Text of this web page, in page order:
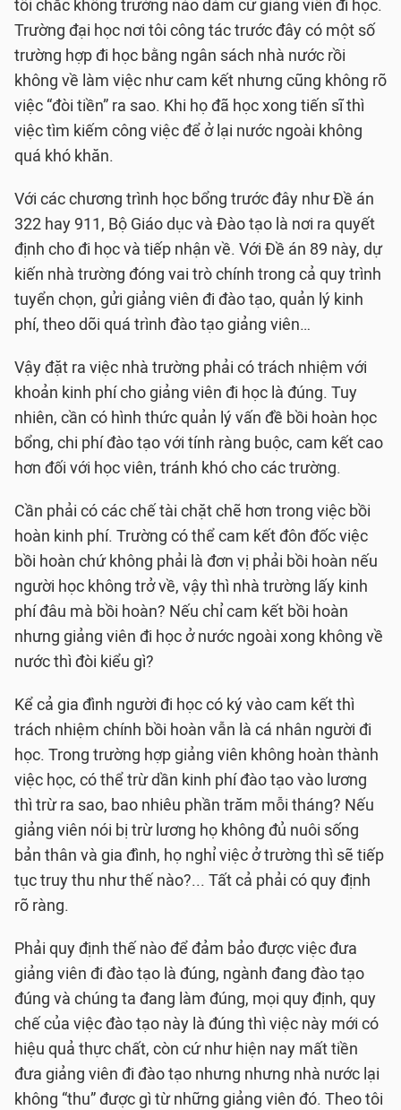
tôi chắc không trường nào dám cử giảng viên đi học.
Trường đại học nơi tôi công tác trước đây có một số
trường hợp đi học bằng ngân sách nhà nước rồi
không về làm việc như cam kết nhưng cũng không rõ
việc “đòi tiền” ra sao. Khi họ đã học xong tiến sĩ thì
việc tìm kiếm công việc để ở lại nước ngoài không
quá khó khăn.
Với các chương trình học bổng trước đây như Đề án
322 hay 911, Bộ Giáo dục và Đào tạo là nơi ra quyết
định cho đi học và tiếp nhận về. Với Đề án 89 này, dự
kiến nhà trường đóng vai trò chính trong cả quy trình
tuyển chọn, gửi giảng viên đi đào tạo, quản lý kinh
phí, theo dõi quá trình đào tạo giảng viên…
Vậy đặt ra việc nhà trường phải có trách nhiệm với
khoản kinh phí cho giảng viên đi học là đúng. Tuy
nhiên, cần có hình thức quản lý vấn đề bồi hoàn học
bổng, chi phí đào tạo với tính ràng buộc, cam kết cao
hơn đối với học viên, tránh khó cho các trường.
Cần phải có các chế tài chặt chẽ hơn trong việc bồi
hoàn kinh phí. Trường có thể cam kết đôn đốc việc
bồi hoàn chứ không phải là đơn vị phải bồi hoàn nếu
người học không trở về, vậy thì nhà trường lấy kinh
phí đâu mà bồi hoàn? Nếu chỉ cam kết bồi hoàn
nhưng giảng viên đi học ở nước ngoài xong không về
nước thì đòi kiểu gì?
Kể cả gia đình người đi học có ký vào cam kết thì
trách nhiệm chính bồi hoàn vẫn là cá nhân người đi
học. Trong trường hợp giảng viên không hoàn thành
việc học, có thể trừ dần kinh phí đào tạo vào lương
thì trừ ra sao, bao nhiêu phần trăm mỗi tháng? Nếu
giảng viên nói bị trừ lương họ không đủ nuôi sống
bản thân và gia đình, họ nghỉ việc ở trường thì sẽ tiếp
tục truy thu như thế nào?... Tất cả phải có quy định
rõ ràng.
Phải quy định thế nào để đảm bảo được việc đưa
giảng viên đi đào tạo là đúng, ngành đang đào tạo
đúng và chúng ta đang làm đúng, mọi quy định, quy
chế của việc đào tạo này là đúng thì việc này mới có
hiệu quả thực chất, còn cứ như hiện nay mất tiền
đưa giảng viên đi đào tạo nhưng nhưng nhà nước lại
không “thu” được gì từ những giảng viên đó. Theo tôi